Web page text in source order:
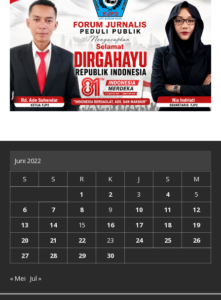
Juni 2022
S S R K J S
M
1
2 3 4
5
6
7 8 9 10 11
12
13
14 15 16 17 18
19
20
21 22 23 24 25
26
27
28 29 30
« Mei Jul »